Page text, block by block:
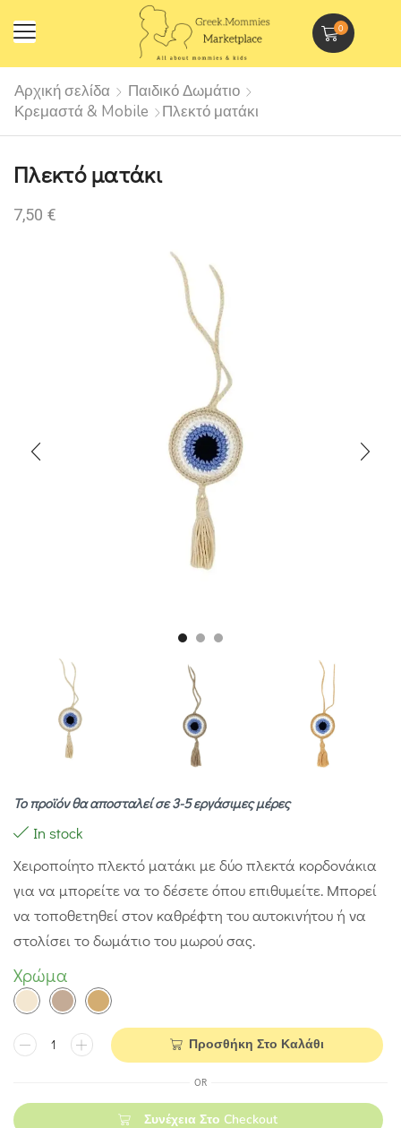
0
Αρχική σελίδα
Παιδικό Δωμάτιο
Κρεμαστά & Mobile
Πλεκτό ματάκι
Πλεκτό ματάκι
7,50 €
Το προϊόν θα αποσταλεί σε 3-5 εργάσιμες μέρες
In stock
Χειροποίητο πλεκτό ματάκι με δύο πλεκτά κορδονάκια
για να μπορείτε να το δέσετε όπου επιθυμείτε. Μπορεί
να τοποθετηθεί στον καθρέφτη του αυτοκινήτου ή να
στολίσει το δωμάτιο του μωρού σας.
Χρώμα
Προσθήκη Στο Καλάθι
OR
Συνέχεια Στο Checkout